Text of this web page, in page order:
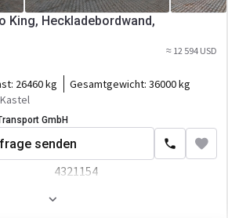
13400 mm
2480 mm
2620 mm
87 cbm
King, Heckladebordwand,
≈ 12 594 USD
26460 kg Gesamtgewicht: 36000 kg
GmbH
senden
4321154
01.05.2014